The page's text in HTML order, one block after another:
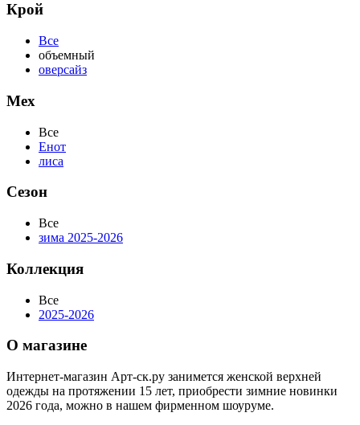
Крой
Все
объемный
оверсайз
Мех
Все
Енот
лиса
Сезон
Все
зима 2025-2026
Коллекция
Все
2025-2026
О магазине
Интернет-магазин Арт-ск.ру занимется женской верхней
одежды на протяжении 15 лет, приобрести зимние новинки
2026 года, можно в нашем фирменном шоуруме.